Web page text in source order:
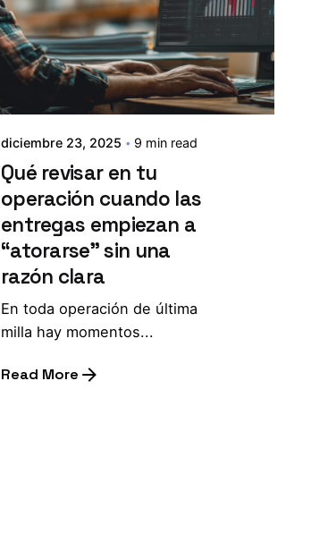
diciembre 23, 2025 9 min read
Qué revisar en tu
operación cuando las
entregas empiezan a
“atorarse” sin una
razón clara
En toda operación de última
milla hay momentos...
Read More